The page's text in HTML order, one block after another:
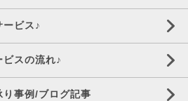
ービス♪
スの流れ♪
り事例/ブログ記事